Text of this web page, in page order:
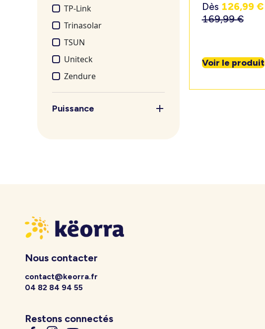
TP-Link
Trinasolar
TSUN
Uniteck
Zendure
Puissance
Dès 126,99 €
169,99€
Voir le produit
Nous contacter
contact@keorra.fr
04 82 84 94 55
Restons connectés